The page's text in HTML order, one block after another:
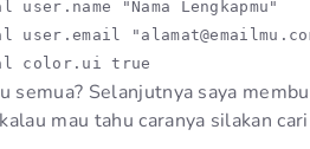
"Nama Lengkapmu"
semua? Selanjutnya saya
mau tahu caranya silakan